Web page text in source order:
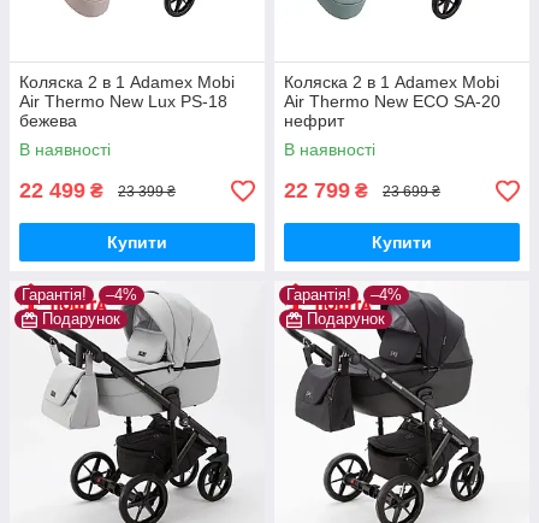
Коляска 2 в 1 Adamex Mobi
Air Thermo New Lux PS-18
бежева
В наявності
22 499 ₴ 23 399 ₴
Купити
Коляска 2 в 1 Adamex Mobi
Air Thermo New ECO SA-20
нефрит
В наявності
22 799 ₴ 23 699 ₴
Купити
Гарантія!
–4%
Подарунок
Гарантія!
–4%
Подарунок